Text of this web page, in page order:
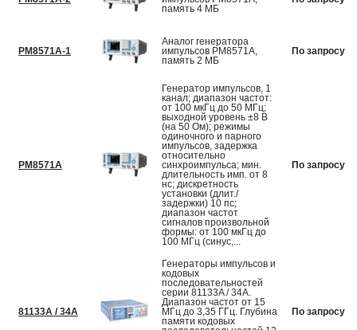
память 4 МБ
PM8571A-1
Аналог генератора
импульсов PM8571A,
память 2 МБ
По запросу
PM8571A
Генератор импульсов, 1
канал; диапазон частот:
от 100 мкГц до 50 МГц;
выходной уровень ±8 В
(на 50 Ом); режимы
одиночного и парного
импульсов, задержка
относительно
синхроимпульса; мин.
длительность имп. от 8
нс; дискретность
установки (длит./
задержки) 10 пс;
диапазон частот
сигналов произвольной
формы: от 100 мкГц до
100 МГц (синус,...
По запросу
81133A / 34A
Генераторы импульсов и
кодовых
последовательностей
серии 81133A / 34A.
Диапазон частот от 15
МГц до 3,35 ГГц. Глубина
памяти кодовых
По запросу